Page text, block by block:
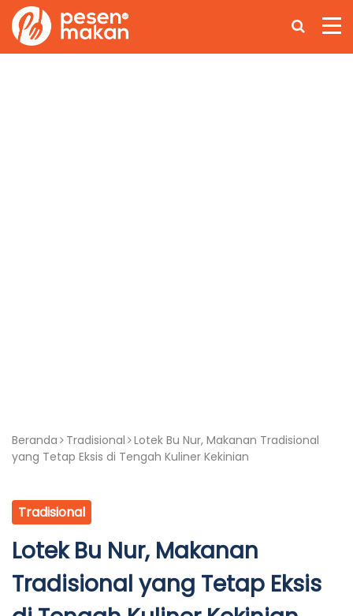
Beranda Tradisional Lotek Bu Nur, Makanan Tradisional
yang Tetap Eksis di Tengah Kuliner Kekinian
Tradisional
Lotek Bu Nur, Makanan
Tradisional yang Tetap Eksis